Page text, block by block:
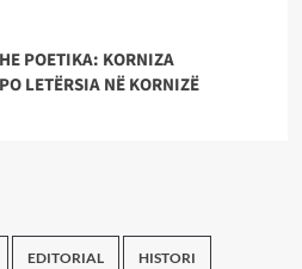
POETIKA: KORNIZA
LETËRSIA NË KORNIZË
EDITORIAL HISTORI